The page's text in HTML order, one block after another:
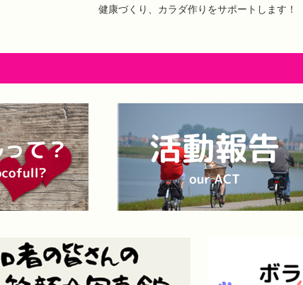
健康づくり、カラダ作りをサポートします！